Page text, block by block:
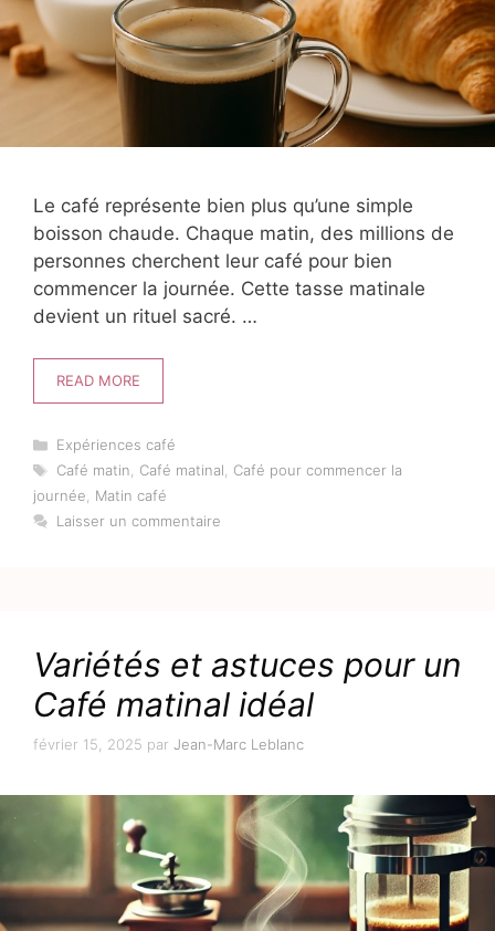
Le café représente bien plus qu’une simple
boisson chaude. Chaque matin, des millions de
personnes cherchent leur café pour bien
commencer la journée. Cette tasse matinale
devient un rituel sacré. …
READ MORE
Catégories
Expériences café
Étiquettes
Café matin, Café matinal, Café pour commencer la
journée, Matin café
Laisser un commentaire
Variétés et astuces pour un
Café matinal idéal
février 15, 2025 par Jean-Marc Leblanc